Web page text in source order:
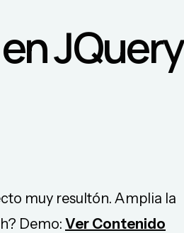
JQuery
muy resultón. Amplia la
Demo: Ver Contenido